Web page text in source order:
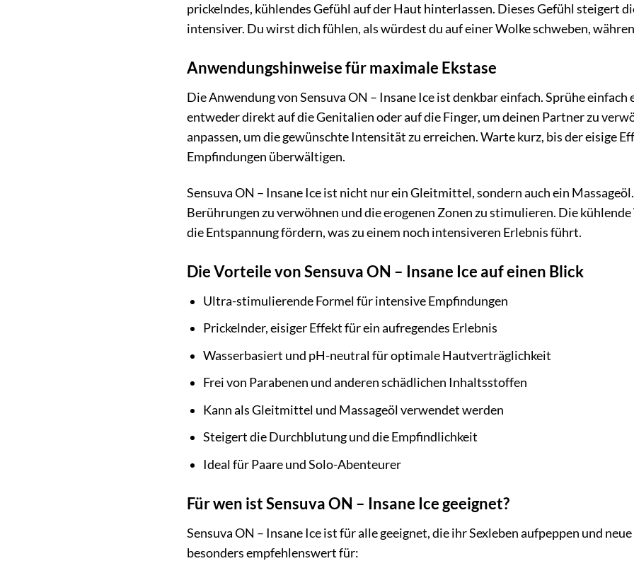
prickelndes, kühlendes Gefühl auf der Haut hinterlassen. Dieses Gefühl steigert
intensiver. Du wirst dich fühlen, als würdest du auf einer Wolke schweben,
Anwendungshinweise für maximale Ekstase
Die Anwendung von Sensuva ON – Insane Ice ist denkbar einfach. Sprühe
entweder direkt auf die Genitalien oder auf die Finger, um deinen Partner zu
anpassen, um die gewünschte Intensität zu erreichen. Warte kurz, bis der eisige
Empfindungen überwältigen.
Sensuva ON – Insane Ice ist nicht nur ein Gleitmittel, sondern auch ein
Berührungen zu verwöhnen und die erogenen Zonen zu stimulieren. Die
die Entspannung fördern, was zu einem noch intensiveren Erlebnis führt.
Die Vorteile von Sensuva ON – Insane Ice auf einen Blick
Ultra-stimulierende Formel für intensive Empfindungen
Prickelnder, eisiger Effekt für ein aufregendes Erlebnis
Wasserbasiert und pH-neutral für optimale Hautverträglichkeit
Frei von Parabenen und anderen schädlichen Inhaltsstoffen
Kann als Gleitmittel und Massageöl verwendet werden
Steigert die Durchblutung und die Empfindlichkeit
Ideal für Paare und Solo-Abenteurer
Für wen ist Sensuva ON – Insane Ice geeignet?
Sensuva ON – Insane Ice ist für alle geeignet, die ihr Sexleben aufpeppen und
besonders empfehlenswert für: